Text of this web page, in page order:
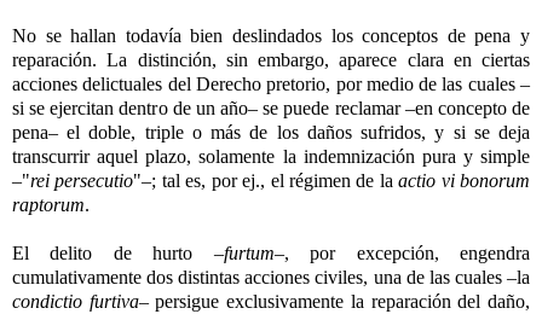
No se hallan todavía bien deslindados los conceptos de pena y
reparación. La distinción, sin embargo, aparece clara en ciertas
acciones delictuales del Derecho pretorio, por medio de las cuales –
si se ejercitan dentro de un año– se puede reclamar –en concepto de
pena– el doble, triple o más de los daños sufridos, y si se deja
transcurrir aquel plazo, solamente la indemnización pura y simple
–"rei persecutio"–; tal es, por ej., el régimen de laactio vi bonorum
raptorum.
El delito de hurto –furtum–, por excepción, engendra
cumulativamente dos distintas acciones civiles, una de las cuales –la
condictio furtiva– persigue exclusivamente la reparación del daño,